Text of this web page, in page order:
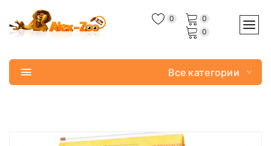
0
0
0
Все категории